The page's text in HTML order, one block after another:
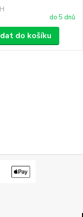
do 5 dnů
do košíku